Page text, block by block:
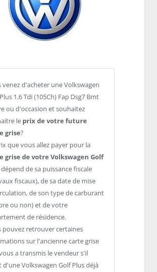
venez d'acheter une Volkswagen
1.6 Tdi (105Ch) Fap Dsg7 Bmt
ou d'occasion et souhaitez
le prix de votre future
grise?
que vous allez payer pour la
grise de votre Volkswagen Golf
dépend de sa puissance fiscale
fiscaux), de sa date de mise
de son type de carburant
ou non) et de votre
de résidence.
pouvez retrouver certaines
sur l'ancienne carte grise
a transmis le vendeur s'il
d'une Volkswagen Golf Plus déjà